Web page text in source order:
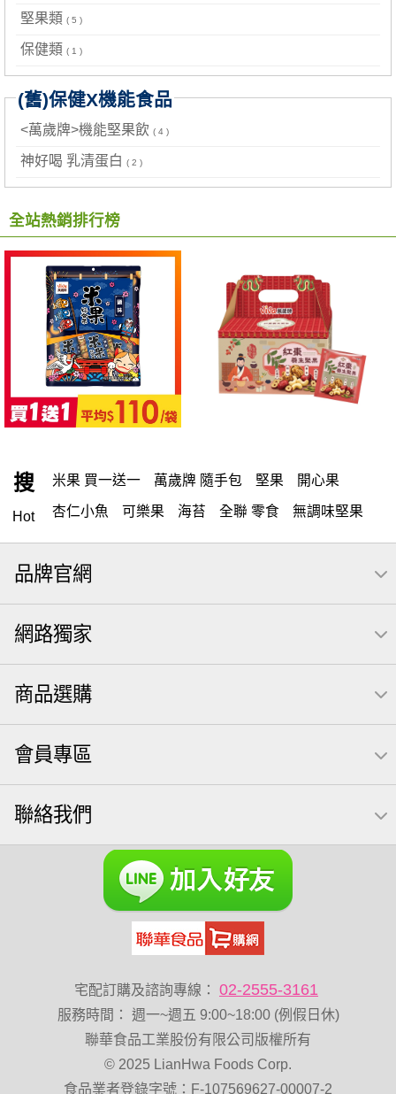
堅果類 ( 5 )
保健類 ( 1 )
(舊)保健X機能食品
<萬歲牌>機能堅果飲 ( 4 )
神好喝 乳清蛋白 ( 2 )
全站熱銷排行榜
搜
Hot
米果 買一送一 萬歲牌 隨手包 堅果 開心果
杏仁小魚 可樂果 海苔 全聯 零食 無調味堅果
無調味 全聯 禮盒 全聯 素食 堅穀力 綜合纖果
米果 薯條
全聯 拜拜 飲 桶裝堅果 買1送1 元本山 可樂
三角壽司海苔 南瓜子
萬歲開心果 三角 荷卡 【萬歲牌】每日堅果系列
芋頭
無糖 堅果飲 梅子 三角飯糰 全聯 南瓜子 禮盒
素食
萬歲牌 米果 蜜汁腰果 可樂果 帆布袋 全聯 海苔
滿天星
綜合堅果 Diy飯糰 芝麻 脆烤 魚
元氣什穀堅果飲 烘焙 萬歲牌 堅果小包裝活力堅果
海苔 芥末味 萬歲牌 蔓越莓 無加糖
開心果 萬歲牌 全聯 堅果 萬歲牌小魚
飯卷專用海苔 總匯點心 中秋禮盒 寶咖咖 15g
全聯 核桃 堅果禮盒 三角飯 無添加 乳清
穀物棒 總匯點心包 低溫烘焙
品牌官網
網路獨家
商品選購
會員專區
聯絡我們
宅配訂購及諮詢專線： 02-2555-3161
服務時間 ：
週一~週五 9:00~18:00 (例假日休)
聯華食品工業股份有限公司版權所有
© 2025 LianHwa Foods Corp.
食品業者登錄字號：F-107569627-00007-2